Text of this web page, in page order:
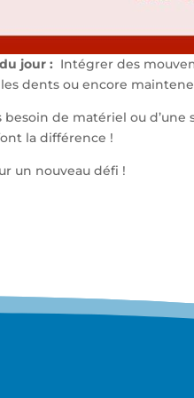
jour : Intégrer des
les dents ou encore
besoin de matériel ou
la différence !
un nouveau défi !